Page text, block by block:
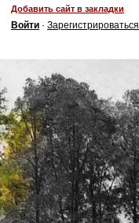
Добавить сайт в закладки
Войти · Зарегистрироваться